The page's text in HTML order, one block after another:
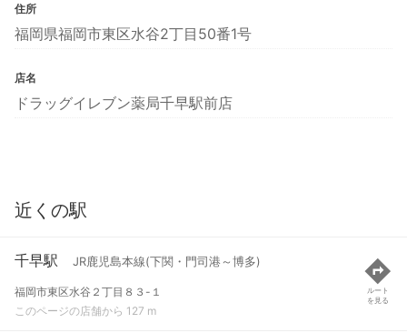
住所
福岡県福岡市東区水谷2丁目50番1号
店名
ドラッグイレブン薬局千早駅前店
近くの駅
千早駅 JR鹿児島本線(下関・門司港～博多)
福岡市東区水谷２丁目８３-１
このページの店舗から 127 m
ルート
を見る